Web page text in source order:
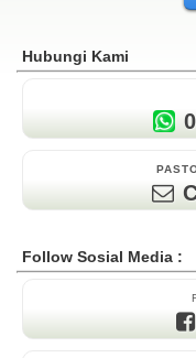
Hubungi Kami
Follow Sosial Media :